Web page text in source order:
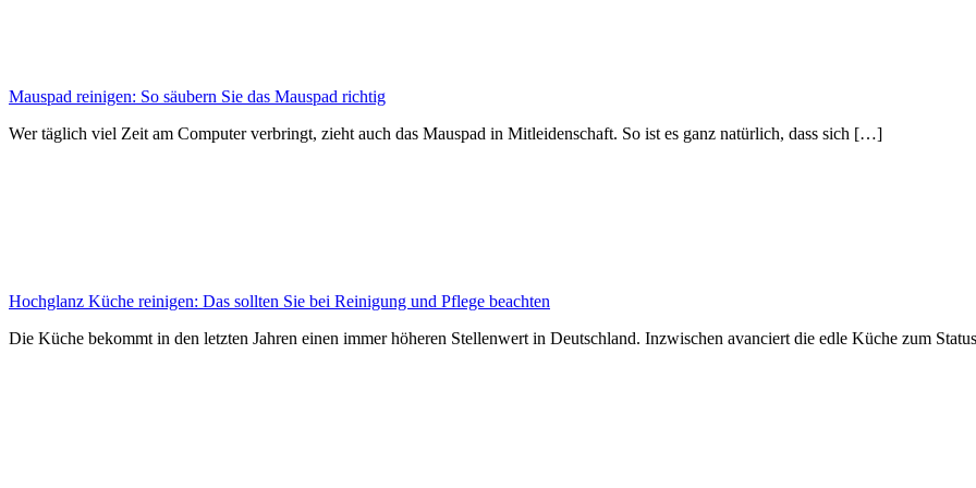
Mauspad reinigen: So säubern Sie das Mauspad richtig
Wer täglich viel Zeit am Computer verbringt, zieht auch das Mauspad in Mitleidenschaft. So ist es ganz natürlich, dass sich […]
Hochglanz Küche reinigen: Das sollten Sie bei Reinigung und Pflege beachten
Die Küche bekommt in den letzten Jahren einen immer höheren Stellenwert in Deutschland. Inzwischen avanciert die edle Küche zum